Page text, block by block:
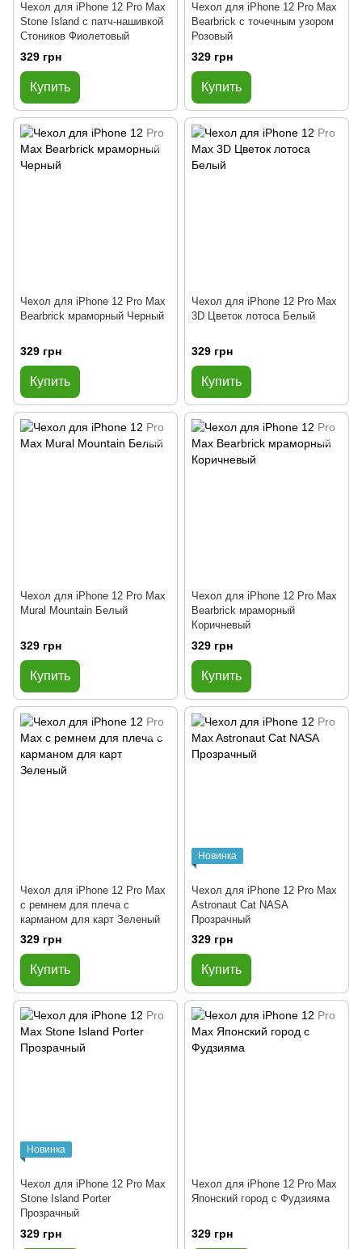
Чехол для iPhone 12 Pro Max
Stone Island с патч-нашивкой
Стоников Фиолетовый
329 грн
Купить
Чехол для iPhone 12 Pro Max
Bearbrick с точечным узором
Розовый
329 грн
Купить
Чехол для iPhone 12 Pro Max
Bearbrick мраморный Черный
329 грн
Купить
Чехол для iPhone 12 Pro Max
3D Цветок лотоса Белый
329 грн
Купить
Чехол для iPhone 12 Pro Max
Mural Mountain Белый
329 грн
Купить
Чехол для iPhone 12 Pro Max
Bearbrick мраморный
Коричневый
329 грн
Купить
Чехол для iPhone 12 Pro Max
с ремнем для плеча с
карманом для карт Зеленый
329 грн
Купить
Новинка
Чехол для iPhone 12 Pro Max
Astronaut Cat NASA
Прозрачный
329 грн
Купить
Новинка
Чехол для iPhone 12 Pro Max
Stone Island Porter
Прозрачный
329 грн
Чехол для iPhone 12 Pro Max
Японский город с Фудзияма
329 грн